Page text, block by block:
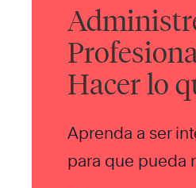
Hacer lo
Aprenda a ser
para que pueda